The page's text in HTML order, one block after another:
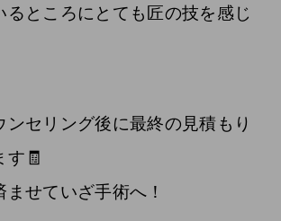
るところにとても匠の技を感じ
ンセリング後に最終の見積もり
す🧾
ませていざ手術へ！